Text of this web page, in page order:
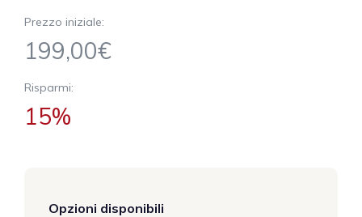
Prezzo iniziale:
199,00€
Risparmi:
15%
Opzioni disponibili